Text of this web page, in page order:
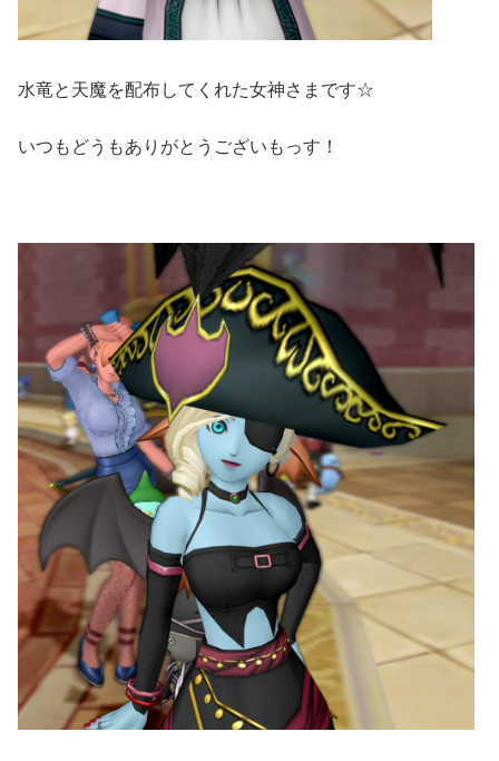
水竜と天魔を配布してくれた女神さまです☆
いつもどうもありがとうございもっす！